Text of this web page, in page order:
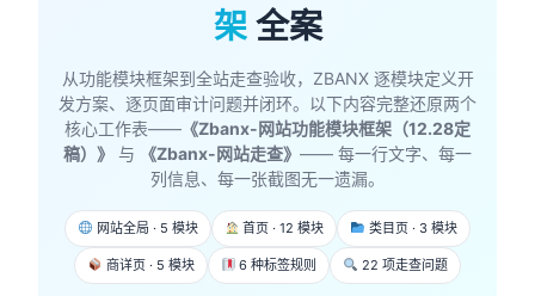
架全案
从功能模块框架到全站走查验收，ZBANX 逐模块定义开
发方案、逐页面审计问题并闭环。以下内容完整还原两个
核心工作表—— 《Zbanx-网站功能模块框架（12.28定
稿）》
与 《Zbanx-网站走查》 —— 每一行文字、每一
列信息、每一张截图无一遗漏。
网站全局 · 5 模块 首页 · 12 模块 类目页 · 3 模块
商详页 · 5 模块 6 种标签规则 22 项走查问题